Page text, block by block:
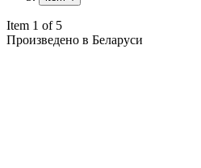
Item 1 of 5
Произведено в Беларуси